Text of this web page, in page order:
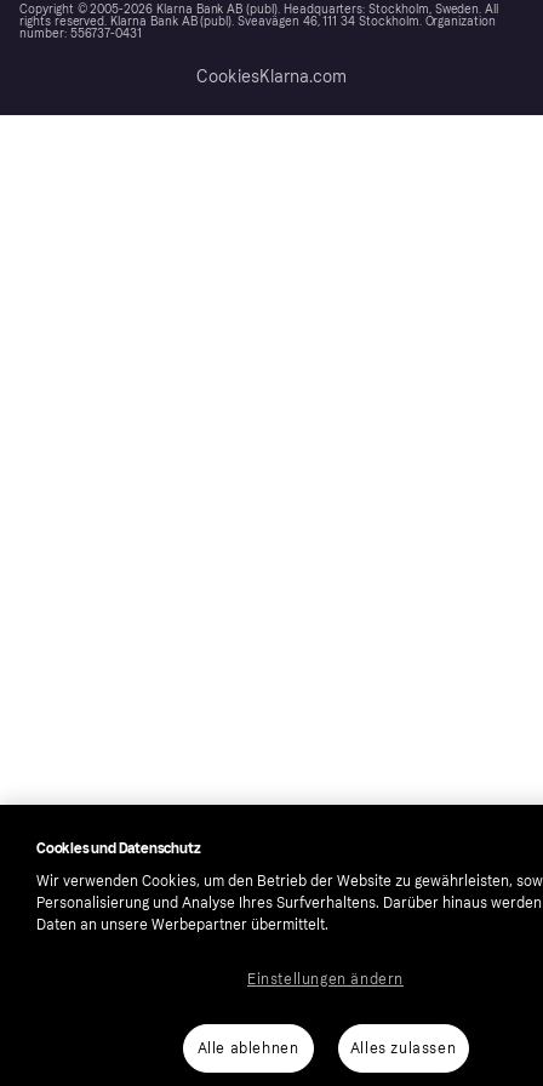
Copyright © 2005-2026 Klarna Bank AB (publ). Headquarters: Stockholm, Sweden. All
rights reserved. Klarna Bank AB (publ). Sveavägen 46, 111 34 Stockholm. Organization
number: 556737-0431
CookiesKlarna.com
Cookies und Datenschutz
Wir verwenden Cookies, um den Betrieb der Website zu gewährleisten,
Personalisierung und Analyse Ihres Surfverhaltens. Darüber hinaus
Daten an unsere Werbepartner übermittelt.
Alle ablehnen Alles zulassen
Einstellungen ändern